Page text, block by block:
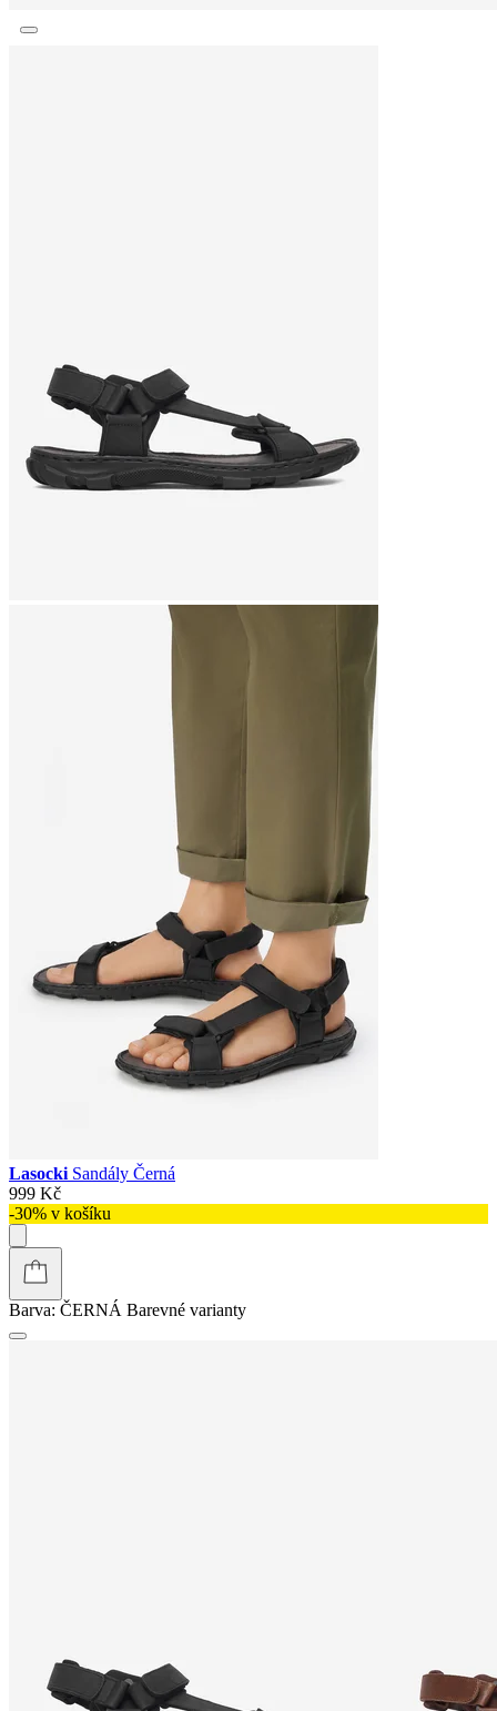
Lasocki Sandály Černá
999 Kč
-30% v košíku
Barva: ČERNÁ Barevné varianty